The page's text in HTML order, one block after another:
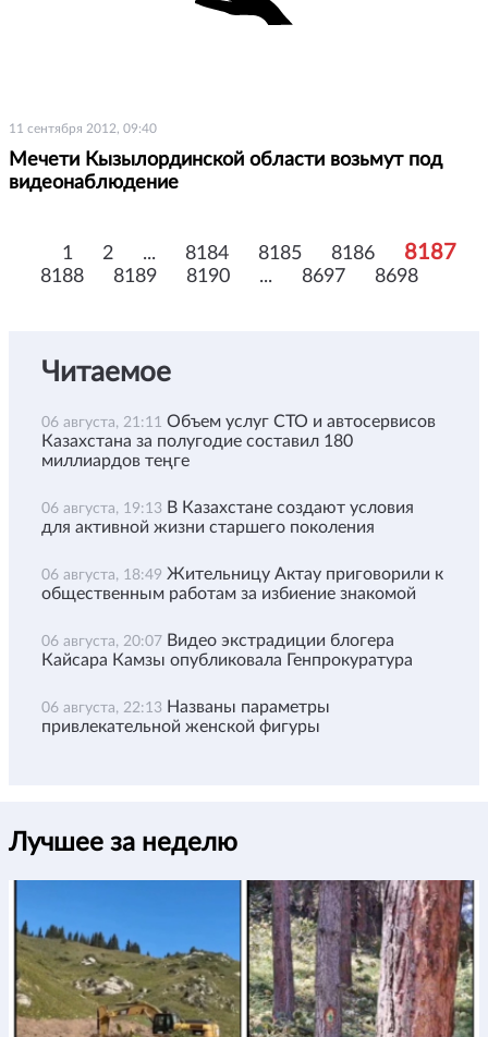
11 сентября 2012, 09:40
Мечети Кызылординской области возьмут под
видеонаблюдение
1 2 ... 8184 8185 8186 8187
8188 8189 8190 ... 8697 8698
Читаемое
06 августа, 21:11 Объем услуг СТО и автосервисов
Казахстана за полугодие составил 180
миллиардов теңге
06 августа, 19:13 В Казахстане создают условия
для активной жизни старшего поколения
06 августа, 18:49 Жительницу Актау приговорили к
общественным работам за избиение знакомой
06 августа, 20:07 Видео экстрадиции блогера
Кайсара Камзы опубликовала Генпрокуратура
06 августа, 22:13 Названы параметры
привлекательной женской фигуры
Лучшее за неделю